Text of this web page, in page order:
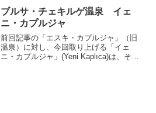
す。しかしながらこのエリア...
ブルサ・チェキルゲ温泉 イェ
ニ・カプルジャ
前回記事の「エスキ・カプルジャ」（旧
温泉）に対し、今回取り上げる「イェ
ニ・カプルジャ」(Yeni Kaplıca)は、その